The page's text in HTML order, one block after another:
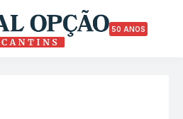
50 ANOS